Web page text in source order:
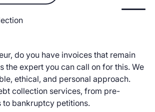
do you have invoices that remain
the expert you can call on for this. We
ethical, and personal approach.
collection services, from pre-
to bankruptcy petitions.